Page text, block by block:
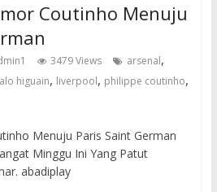
Coutinho Menuju
3479 Views arsenal,
higuain, liverpool, philippe coutinho,
Menuju Paris Saint German
Minggu Ini Yang Patut
abadiplay